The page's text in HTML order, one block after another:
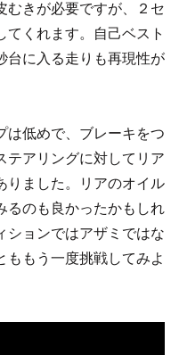
むきが必要ですが、２セ
くれます。自己ベスト
台に入る走りも再現性が
は低めで、ブレーキをつ
テアリングに対してリア
りました。リアのオイル
るのも良かったかもしれ
ションではアザミではな
ももう一度挑戦してみよ